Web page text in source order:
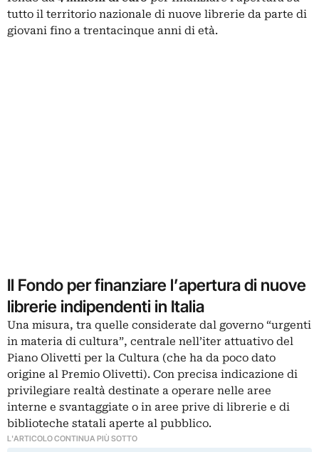
tutto il territorio nazionale di nuove librerie da parte di
giovani fino a trentacinque anni di età.
Il Fondo per finanziare l’apertura di nuove
librerie indipendenti in Italia
Una misura, tra quelle considerate dal governo “urgenti
in materia di cultura”, centrale nell’iter attuativo del
Piano Olivetti per la Cultura (che ha da poco dato
origine al Premio Olivetti). Con precisa indicazione di
privilegiare realtà destinate a operare nelle aree
interne e svantaggiate o in aree prive di librerie e di
biblioteche statali aperte al pubblico.
L'ARTICOLO CONTINUA PIÙ SOTTO